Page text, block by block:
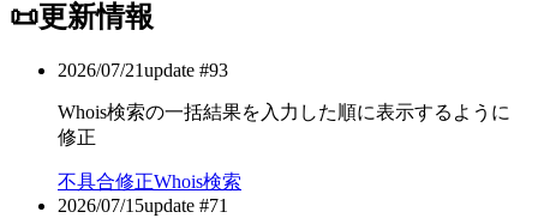
📜更新情報
2026/07/21update #93
Whois検索の一括結果を入力した順に表示するように
修正
不具合修正Whois検索
2026/07/15update #71